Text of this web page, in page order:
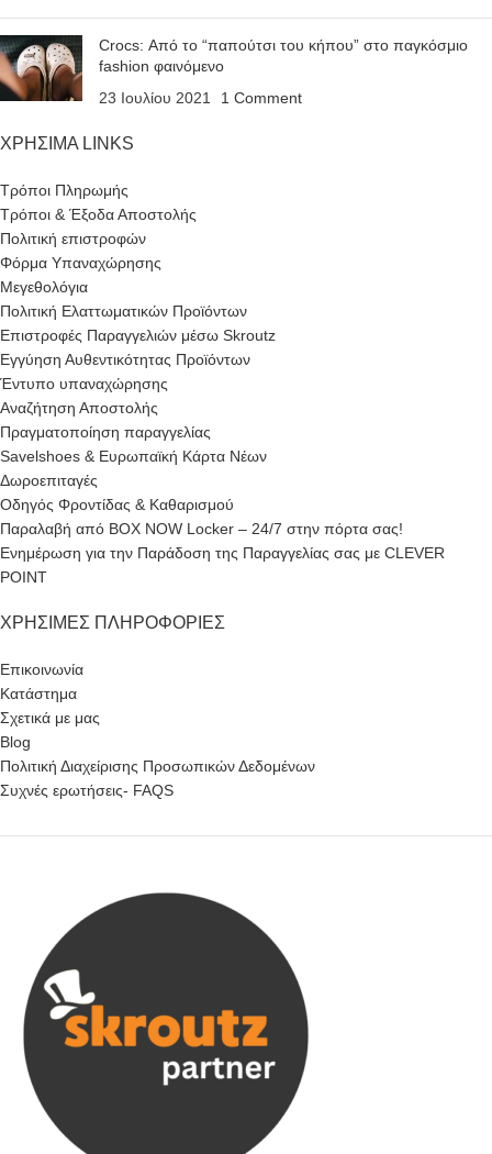
Crocs: Από το “παπούτσι του κήπου” στο παγκόσμιο
fashion φαινόμενο
23 Ιουλίου 2021
1 Comment
ΧΡΗΣΙΜΑ LINKS
Τρόποι Πληρωμής
Τρόποι & Έξοδα Αποστολής
Πολιτική επιστροφών
Φόρμα Υπαναχώρησης
Μεγεθολόγια
Πολιτική Ελαττωματικών Προϊόντων
Επιστροφές Παραγγελιών μέσω Skroutz
Εγγύηση Αυθεντικότητας Προϊόντων
Έντυπο υπαναχώρησης
Αναζήτηση Αποστολής
Πραγματοποίηση παραγγελίας
Savelshoes & Ευρωπαϊκή Κάρτα Νέων
Δωροεπιταγές
Οδηγός Φροντίδας & Καθαρισμού
Παραλαβή από BOX NOW Locker – 24/7 στην πόρτα σας!
Ενημέρωση για την Παράδοση της Παραγγελίας σας με CLEVER
POINT
ΧΡΉΣΙΜΕΣ ΠΛΗΡΟΦΟΡΊΕΣ
Επικοινωνία
Κατάστημα
Σχετικά με μας
Blog
Πολιτική Διαχείρισης Προσωπικών Δεδομένων
Συχνές ερωτήσεις- FAQS